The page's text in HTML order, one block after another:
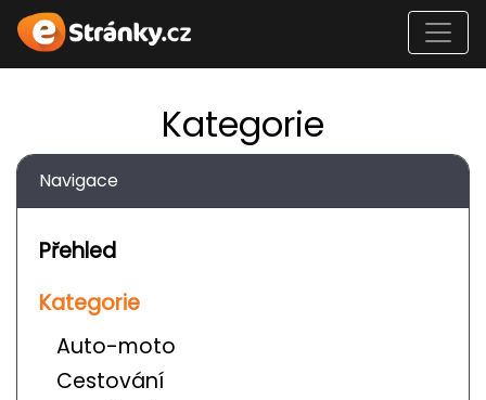
Kategorie
Navigace
Přehled
Kategorie
Auto-moto
Cestování